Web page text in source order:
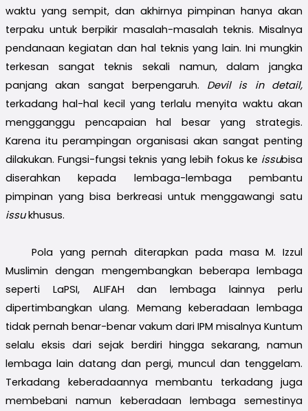
waktu yang sempit, dan akhirnya pimpinan hanya akan
terpaku untuk berpikir masalah-masalah teknis. Misalnya
pendanaan kegiatan dan hal teknis yang lain. Ini mungkin
terkesan sangat teknis sekali namun, dalam jangka
panjang akan sangat berpengaruh. Devil is in detail,
terkadang hal-hal kecil yang terlalu menyita waktu akan
mengganggu pencapaian hal besar yang strategis.
Karena itu perampingan organisasi akan sangat penting
dilakukan. Fungsi-fungsi teknis yang lebih fokus ke issubisa
diserahkan kepada lembaga-lembaga pembantu
pimpinan yang bisa berkreasi untuk menggawangi satu
issukhusus.
Pola yang pernah diterapkan pada masa M. Izzul
Muslimin dengan mengembangkan beberapa lembaga
seperti LaPSI, ALIFAH dan lembaga lainnya perlu
dipertimbangkan ulang. Memang keberadaan lembaga
tidak pernah benar-benar vakum dari IPM misalnya Kuntum
selalu eksis dari sejak berdiri hingga sekarang, namun
lembaga lain datang dan pergi, muncul dan tenggelam.
Terkadang keberadaannya membantu terkadang juga
membebani namun keberadaan lembaga semestinya